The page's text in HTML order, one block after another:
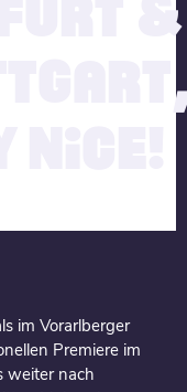
&
im Vorarlberger
Premiere im
weiter nach